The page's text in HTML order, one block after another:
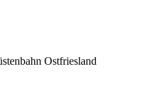
Ostfriesland